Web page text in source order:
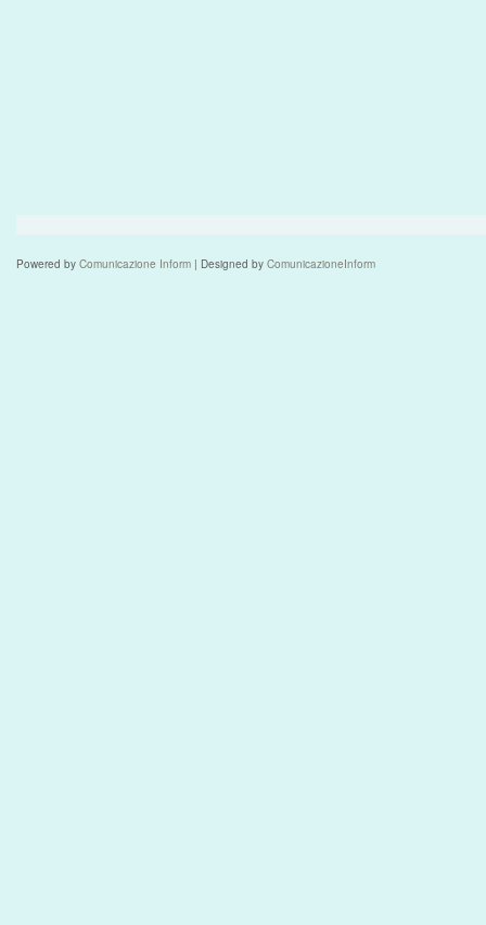
Powered by Comunicazione Inform | Designed by ComunicazioneInform